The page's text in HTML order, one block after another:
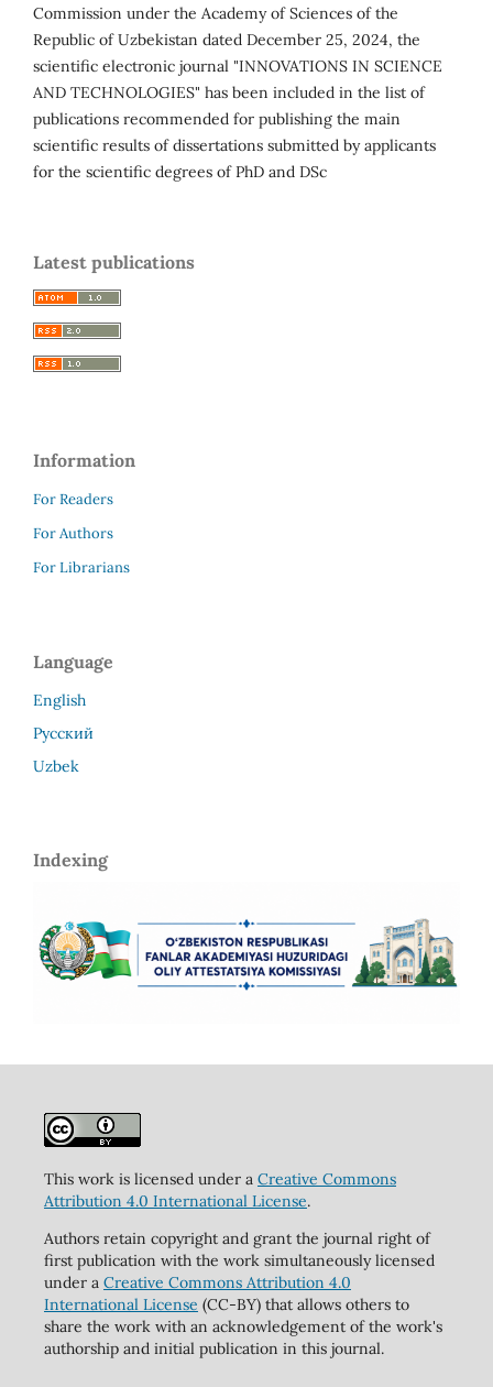
Commission under the Academy of Sciences of the
Republic of Uzbekistan dated December 25, 2024, the
scientific electronic journal "INNOVATIONS IN SCIENCE
AND TECHNOLOGIES" has been included in the list of
publications recommended for publishing the main
scientific results of dissertations submitted by applicants
for the scientific degrees of PhD and DSc
Latest publications
Information
For Readers
For Authors
For Librarians
Language
English
Русский
Uzbek
Indexing
This work is licensed under a Creative Commons
Attribution 4.0 International License.
Authors retain copyright and grant the journal right of
first publication with the work simultaneously licensed
under a Creative Commons Attribution 4.0
International License (CC-BY) that allows others to
share the work with an acknowledgement of the work's
authorship and initial publication in this journal.